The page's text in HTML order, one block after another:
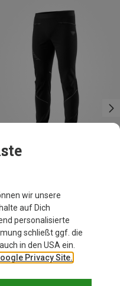
Transalper Warm Hose
166.60
wir unsere
auf Dich
personalisierte
schließt ggf. die
in den USA ein.
Privacy Site.